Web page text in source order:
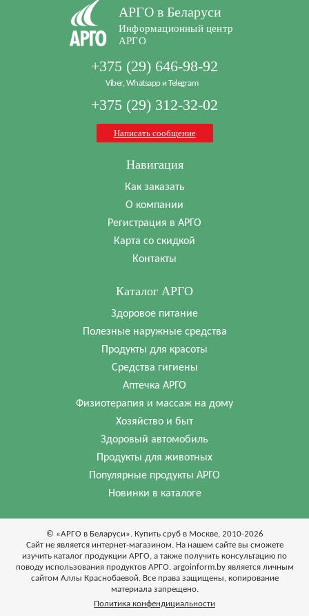
АРГО в Беларуси
Информационный центр
АРГО
+375 (29) 646-98-92
Viber, Whatsapp и Telegram
+375 (29) 312-32-02
Написать сообщение
Навигация
Как заказать
О компании
Регистрация в АРГО
Карта со скидкой
Контакты
Каталог АРГО
Здоровое питание
Полезные наружные средства
Продукты для красоты
Средства гигиены
Аптечка АРГО
Физиотерапия и массаж на дому
Хозяйство и быт
Здоровый автомобиль
Продукты для животных
Популярные продукты АРГО
Новинки в каталоге
© «АРГО в Беларуси». Купить сруб в Москве, 2010-2026
Cайт не является интернет-магазином. На нашем сайте вы сможете
изучить каталог продукции АРГО, а также получить консультацию по
поводу использования продуктов АРГО. argoinform.by является личным
сайтом Аллы Краснобаевой. Все права защищены, копирование
материала запрещено.
Политика конфендициальности